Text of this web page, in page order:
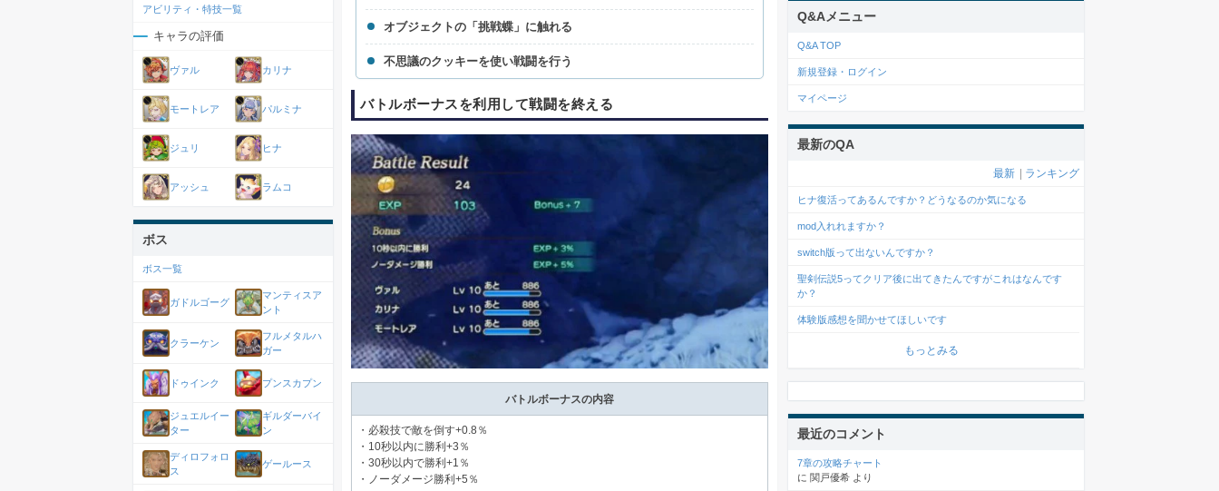
オブジェクトの「挑戦蝶」に触れる
不思議のクッキーを使い戦闘を行う
バトルボーナスを利用して戦闘を終える
バトルボーナスの内容
・必殺技で敵を倒す+0.8％
・10秒以内に勝利+3％
・30秒以内で勝利+1％
・ノーダメージ勝利+5％
アビリティ・特技一覧
キャラの評価
ヴァル カリナ
モートレア パルミナ
ジュリ ヒナ
アッシュ ラムコ
ボス
ボス一覧
ガドルゴーグ
マンティスア
ント
クラーケン
フルメタルハ
ガー
ドゥインク プンスカプン
ジュエルイー
ター
ギルダーバイ
ン
ディロフォロ
ス
ゲールース
Q&Aメニュー
Q&A TOP
新規登録・ログイン
マイページ
最新のQA
最新 ランキング
ヒナ復活ってあるんですか？どうなるのか気になる
mod入れれますか？
switch版って出ないんですか？
聖剣伝説5ってクリア後に出てきたんですがこれはなんです
か？
体験版感想を聞かせてほしいです
もっとみる
最近のコメント
7章の攻略チャート
に 関戸優希 より